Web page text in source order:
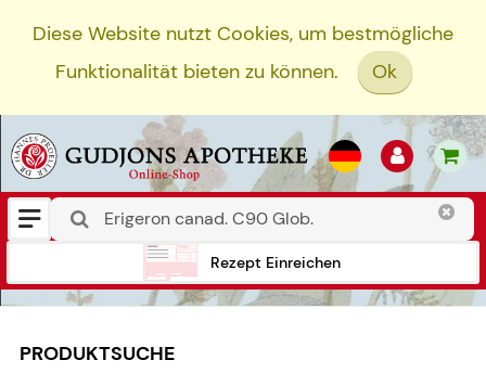
Diese Website nutzt Cookies, um bestmögliche
Funktionalität bieten zu können.
Ok
Rezept Einreichen
PRODUKTSUCHE